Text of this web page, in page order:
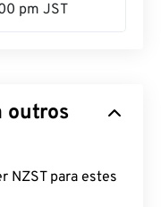
pm JST
outros
NZST para estes